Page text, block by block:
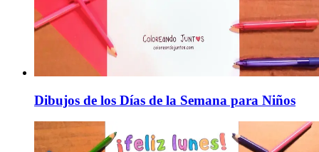
Dibujos de los Días de la Semana para Niños